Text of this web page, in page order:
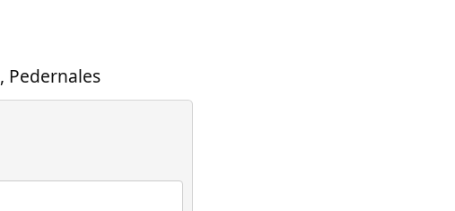
, Pedernales